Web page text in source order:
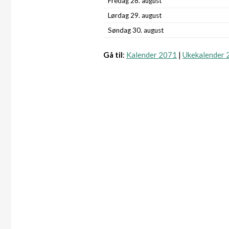
Lørdag 29. august
Søndag 30. august
Gå til: Kalender 2071 | Ukekalender